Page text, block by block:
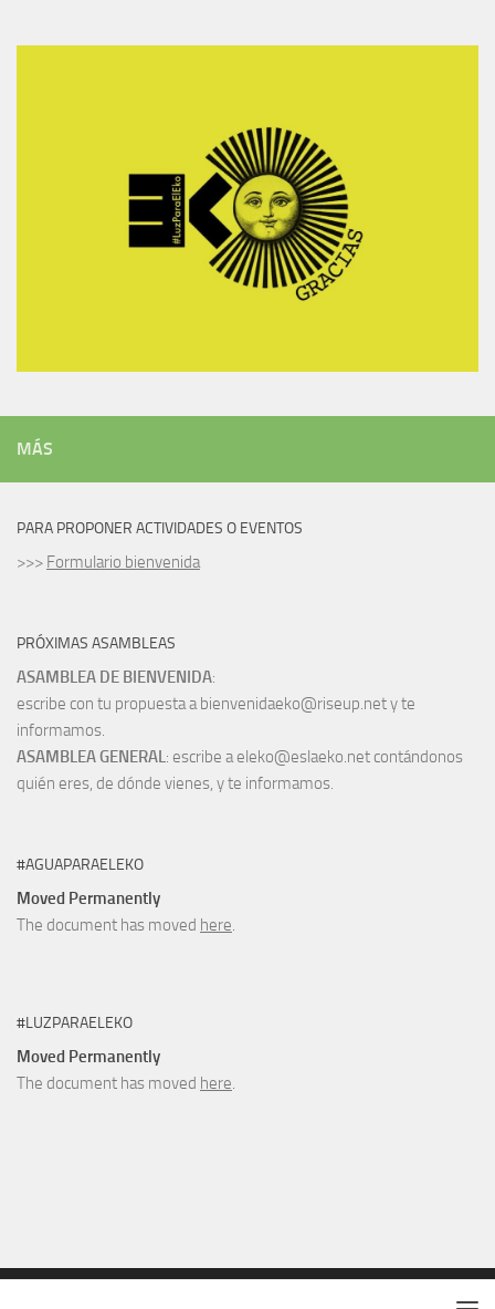
MÁS
PARA PROPONER ACTIVIDADES O EVENTOS
>>> Formulario bienvenida
PRÓXIMAS ASAMBLEAS
ASAMBLEA DE BIENVENIDA:
escribe con tu propuesta a bienvenidaeko@riseup.net y te
informamos.
ASAMBLEA GENERAL: escribe a eleko@eslaeko.net contándonos
quién eres, de dónde vienes, y te informamos.
#AGUAPARAELEKO
Moved Permanently
The document has moved here.
#LUZPARAELEKO
Moved Permanently
The document has moved here.